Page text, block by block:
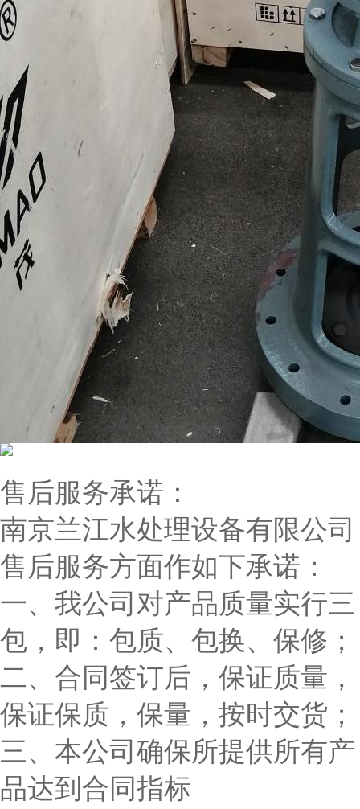
售后服务承诺：
南京兰江水处理设备有限公司
售后服务方面作如下承诺：
一、我公司对产品质量实行三
包，即：包质、包换、保修；
二、合同签订后，保证质量，
保证保质，保量，按时交货；
三、本公司确保所提供所有产
品达到合同指标